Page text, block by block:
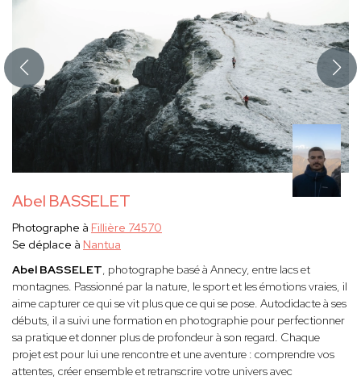
Abel BASSELET
Photographe à Fillière 74570
Se déplace à Nantua
Abel BASSELET, photographe basé à Annecy, entre lacs et
montagnes. Passionné par la nature, le sport et les émotions vraies, il
aime capturer ce qui se vit plus que ce qui se pose. Autodidacte à ses
débuts, il a suivi une formation en photographie pour perfectionner
sa pratique et donner plus de profondeur à son regard. Chaque
projet est pour lui une rencontre et une aventure : comprendre vos
attentes, créer ensemble et retranscrire votre univers avec